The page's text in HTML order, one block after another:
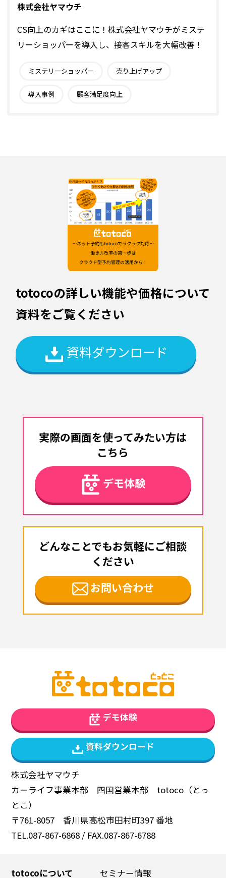
株式会社ヤマウチ
CS向上のカギはここに！株式会社ヤマウチがミステ
リーショッパーを導入し、接客スキルを大幅改善！
ミステリーショッパー 売り上げアップ
導入事例 顧客満足度向上
totocoの詳しい機能や価格について
資料をご覧ください
資料ダウンロード
実際の画面を使ってみたい方は
こちら
デモ体験
どんなことでもお気軽にご相談
ください
お問い合わせ
デモ体験
資料ダウンロード
株式会社ヤマウチ
カーライフ事業本部 四国営業本部 totoco（とっ
とこ）
〒761-8057 香川県高松市田村町397 番地
TEL.087-867-6868 / FAX.087-867-6788
totocoについて セミナー情報